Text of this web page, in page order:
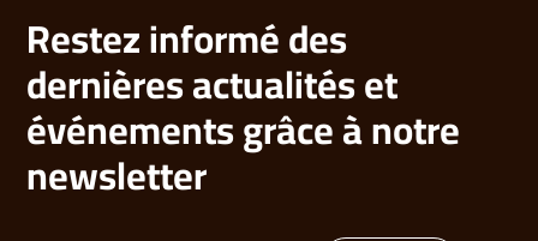
Restez informé des
dernières actualités et
événements grâce à notre
newsletter